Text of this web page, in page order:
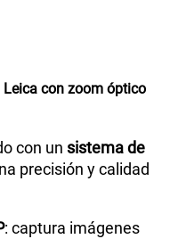
con zoom óptico
con un sistema de
precisión y calidad
: captura imágenes